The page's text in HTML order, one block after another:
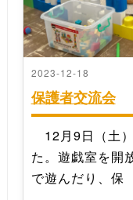
2023-12-18
保護者交流会
12月9日（土
た。遊戯室を開
で遊んだり、保